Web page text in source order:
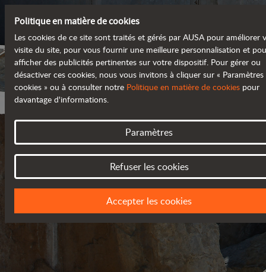
POLITIQUE DE
MISE À JOUR EN MARS 2018
Politique en matière de cookies
Les cookies de ce site sont traités et gérés par AUSA pour améliorer
visite du site, pour vous fournir une meilleure personnalisation et
afficher des publicités pertinentes sur votre dispositif. Pour gérer ou
désactiver ces cookies, nous vous invitons à cliquer sur « Paramètres
cookies » ou à consulter notre Politique en matière de cookies pour
davantage d'informations.
Paramètres
Refuser les cookies
Accepter les cookies